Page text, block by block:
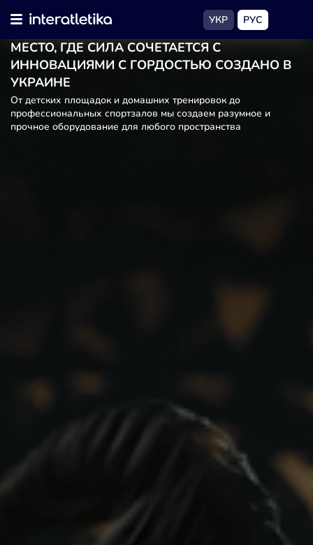
УКР РУС
МЕСТО, ГДЕ СИЛА СОЧЕТАЕТСЯ С
ИННОВАЦИЯМИ С ГОРДОСТЬЮ СОЗДАНО В
УКРАИНЕ
От детских площадок и домашних тренировок до
профессиональных спортзалов мы создаем разумное и
прочное оборудование для любого пространства